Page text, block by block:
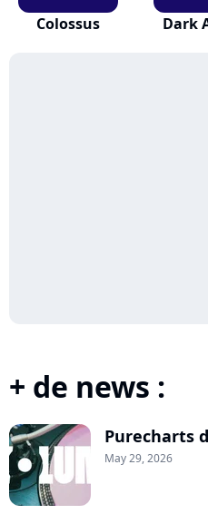
Colossus Dark
+ de news :
Purecharts
May 29, 2026